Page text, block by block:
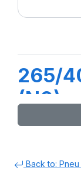
265/
(N0)
Back to: